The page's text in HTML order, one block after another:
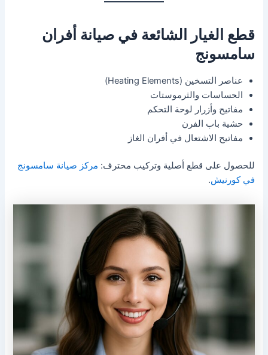
قطع الغيار الشائعة في صيانة أفران
سامسونج
عناصر التسخين (Heating Elements)
الحساسات والثرموستات
مفاتيح وأزرار لوحة التحكم
حشية باب الفرن
مفاتيح الاشتعال في أفران الغاز
للحصول على قطع أصلية وتركيب محترف: مركز صيانة سامسونج
في كورنيش.